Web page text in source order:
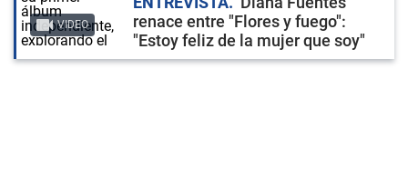
VIDEO
renace entre "Flores y fuego":
"Estoy feliz de la mujer que soy"